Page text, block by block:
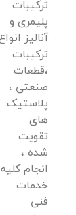
ترکیبات
پلیمری و
آنالیز
ترکیبات
،قطعات
صنعتی ،
پلاستیک
های
تقویت
شده ،
انجام کلیه
خدمات
فنی